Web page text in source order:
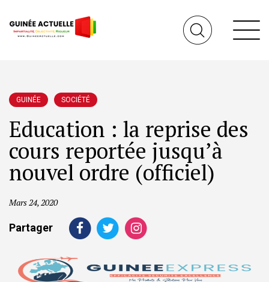
GUINÉE SOCIÉTÉ
Education : la reprise des
cours reportée jusqu’à
nouvel ordre (officiel)
Mars 24, 2020
Partager